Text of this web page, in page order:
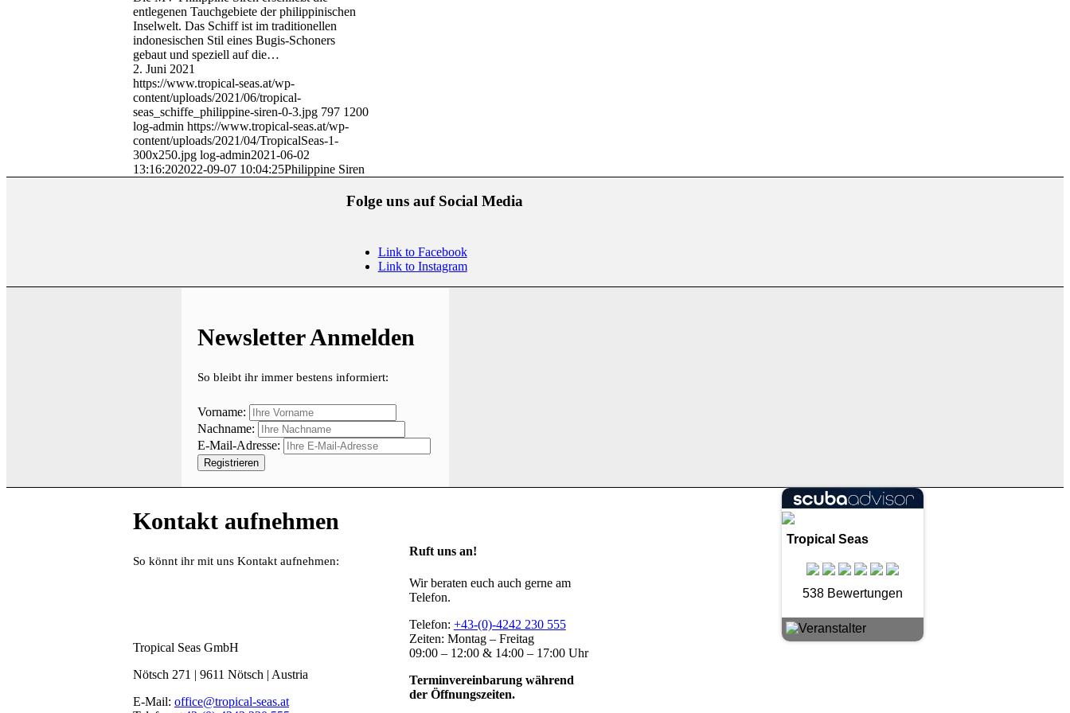
entlegenen Tauchgebiete der philippinischen
Inselwelt. Das Schiff ist im traditionellen
indonesischen Stil eines Bugis-Schoners
gebaut und speziell auf die…
2. Juni 2021
https://www.tropical-seas.at/wp-
content/uploads/2021/06/tropical-
seas_schiffe_philippine-siren-0-3.jpg 797 1200
log-admin https://www.tropical-seas.at/wp-
content/uploads/2021/04/TropicalSeas-1-
300x250.jpg log-admin2021-06-02
13:16:202022-09-07 10:04:25Philippine Siren
Folge uns auf Social Media
Link to Facebook
Link to Instagram
Newsletter Anmelden
So bleibt ihr immer bestens informiert:
Vorname:
Nachname:
E-Mail-Adresse:
Kontakt aufnehmen
So könnt ihr mit uns Kontakt aufnehmen:
Tropical Seas GmbH
Nötsch 271 | 9611 Nötsch | Austria
E-Mail: office@tropical-seas.at
Ruft uns an!
Wir beraten euch auch gerne am
Telefon.
Telefon: +43-(0)-4242 230 555
Zeiten: Montag – Freitag
09:00 – 12:00 & 14:00 – 17:00 Uhr
Terminvereinbarung während
der Öffnungszeiten.
Tropical Seas
538 Bewertungen